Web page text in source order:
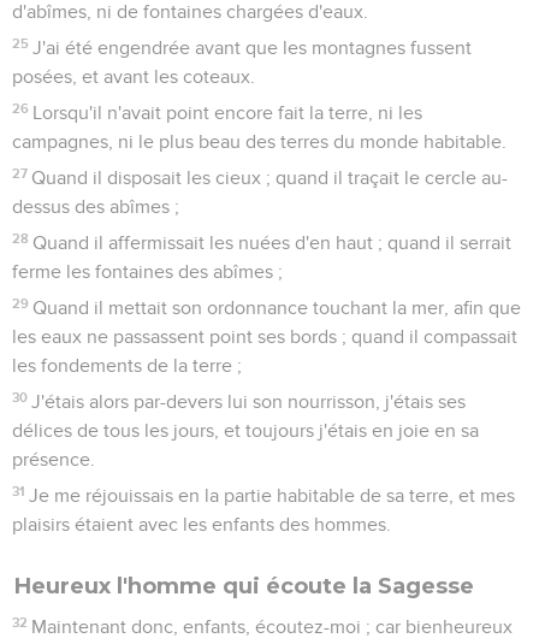
d'abîmes, ni de fontaines chargées d'eaux.
25 J'ai été engendrée avant que les montagnes fussent
posées, et avant les coteaux.
26 Lorsqu'il n'avait point encore fait la terre, ni les
campagnes, ni le plus beau des terres du monde habitable.
27 Quand il disposait les cieux ; quand il traçait le cercle au-
dessus des abîmes ;
28 Quand il affermissait les nuées d'en haut ; quand il serrait
ferme les fontaines des abîmes ;
29 Quand il mettait son ordonnance touchant la mer, afin que
les eaux ne passassent point ses bords ; quand il compassait
les fondements de la terre ;
30 J'étais alors par-devers lui son nourrisson, j'étais ses
délices de tous les jours, et toujours j'étais en joie en sa
présence.
31 Je me réjouissais en la partie habitable de sa terre, et mes
plaisirs étaient avec les enfants des hommes.
Heureux l'homme qui écoute la Sagesse
32 Maintenant donc, enfants, écoutez-moi ; car bienheureux